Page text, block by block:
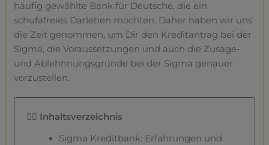
häufig gewählte Bank für Deutsche, die ein
schufafreies Darlehen möchten. Daher haben wir uns
die Zeit genommen, um Dir den Kreditantrag bei der
Sigma, die Voraussetzungen und auch die Zusage-
und Ablehhnungsgründe bei der Sigma genauer
vorzustellen.
👇🏼 Inhaltsverzeichnis
Sigma Kreditbank: Erfahrungen und